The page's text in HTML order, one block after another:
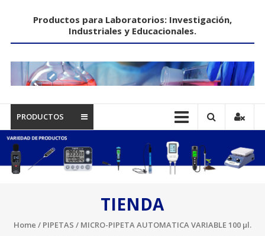
Laboratorios
Industriales
y
Educacionales.
Productos para Laboratorios: Investigación,
Industriales y Educacionales.
PRODUCTOS
TIENDA
Home / PIPETAS / MICRO-PIPETA AUTOMATICA VARIABLE 100 µl.